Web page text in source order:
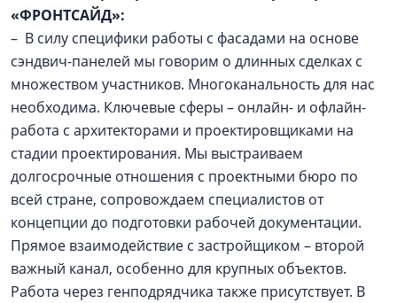
«ФРОНТСАЙД»:
– В силу специфики работы с фасадами на основе
сэндвич-панелей мы говорим о длинных сделках с
множеством участников. Многоканальность для нас
необходима. Ключевые сферы – онлайн- и офлайн-
работа с архитекторами и проектировщиками на
стадии проектирования. Мы выстраиваем
долгосрочные отношения с проектными бюро по
всей стране, сопровождаем специалистов от
концепции до подготовки рабочей документации.
Прямое взаимодействие с застройщиком – второй
важный канал, особенно для крупных объектов.
Работа через генподрядчика также присутствует. В